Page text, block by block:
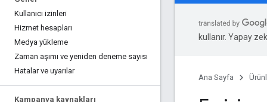
Kullanıcı izinleri
Hizmet hesapları
Medya yükleme
Zaman aşımı ve yeniden deneme sayısı
Hatalar ve uyarılar
Kampanya kaynakları
kullanır. Yapay
Ana Sayfa